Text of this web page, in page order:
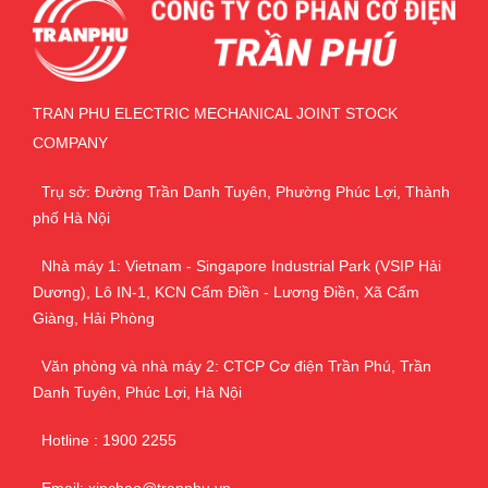
TRAN PHU ELECTRIC MECHANICAL JOINT STOCK
COMPANY
Trụ sở: Đường Trần Danh Tuyên, Phường Phúc Lợi, Thành
phố Hà Nội
Nhà máy 1: Vietnam - Singapore Industrial Park (VSIP Hải
Dương), Lô IN-1, KCN Cẩm Điền - Lương Điền, Xã Cẩm
Giàng, Hải Phòng
Văn phòng và nhà máy 2: CTCP Cơ điện Trần Phú, Trần
Danh Tuyên, Phúc Lợi, Hà Nội
Hotline : 1900 2255